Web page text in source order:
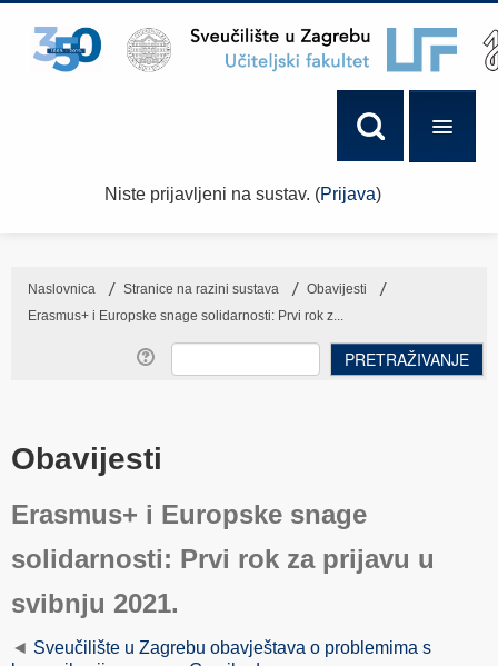
Niste prijavljeni na sustav. (Prijava)
Naslovnica → Stranice na razini sustava → Obavijesti
→
Erasmus+ i Europske snage solidarnosti: Prvi rok z...
Obavijesti
Erasmus+ i Europske snage
solidarnosti: Prvi rok za prijavu u
svibnju 2021.
Sveučilište u Zagrebu obavještava o problemima s